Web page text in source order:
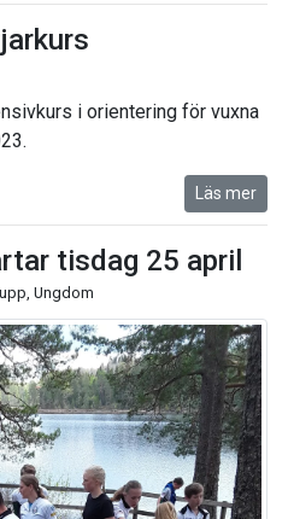
i orientering för vuxna
Läs mer
tisdag 25 april
Ungdom